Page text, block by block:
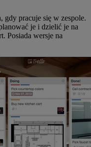
gdy pracuje się w zespole.
je i dzielić je na
Posiada wersje na